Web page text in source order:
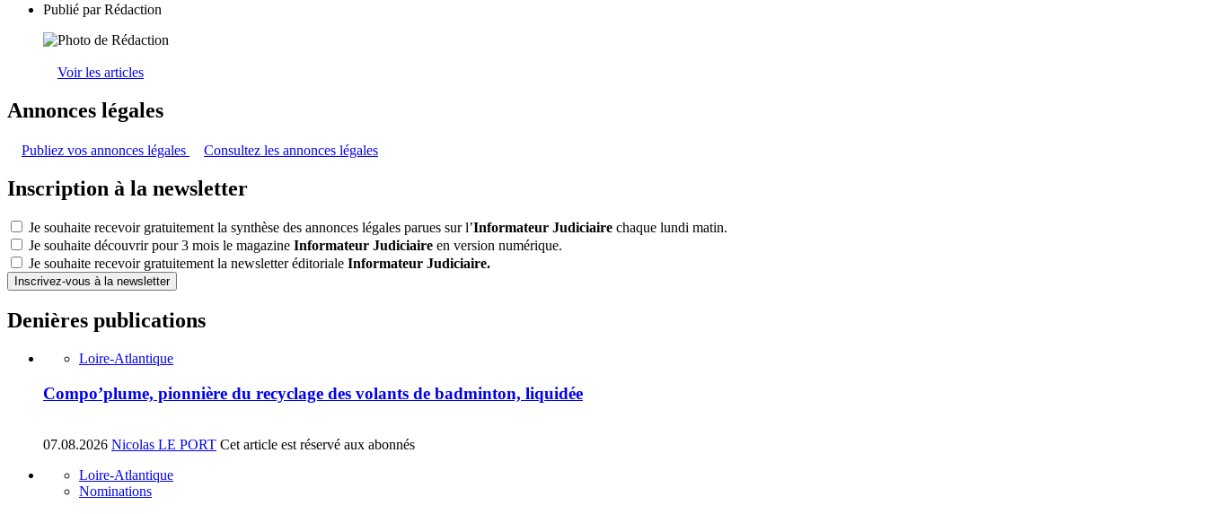
Publié parRédaction
Voir les articles
Annonces légales
Publiez vos annonces légales Consultez les annonces légales
Inscription à la newsletter
Je souhaite recevoir gratuitement la synthèse des annonces légales parues sur l’Informateur Judiciaire chaque lundi matin.
Je souhaite découvrir pour 3 mois le magazine Informateur Judiciaire en version numérique.
Je souhaite recevoir gratuitement la newsletter éditoriale Informateur Judiciaire.
Inscrivez-vous à la newsletter
Denières publications
Loire-Atlantique
Compo’plume, pionnière du recyclage des volants de badminton, liquidée
07.08.2026 Nicolas LE PORT Cet article est réservé aux abonnés
Loire-Atlantique
Nominations